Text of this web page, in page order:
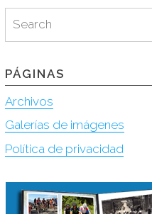
for:
PÁGINAS
Archivos
Galerías de imágenes
Política de privacidad